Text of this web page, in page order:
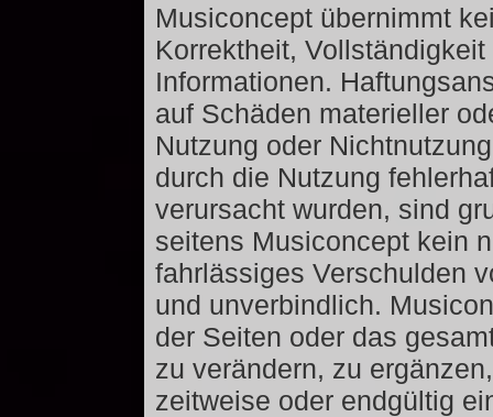
Musiconcept übernimmt
Korrektheit,
Informationen.
auf Schäden materieller
Nutzung oder
durch die Nutzung
verursacht wurden, sind
seitens Musiconcept kein
fahrlässiges Verschulden
und unverbindlich.
der Seiten oder das
zu verändern, zu
zeitweise oder endgültig